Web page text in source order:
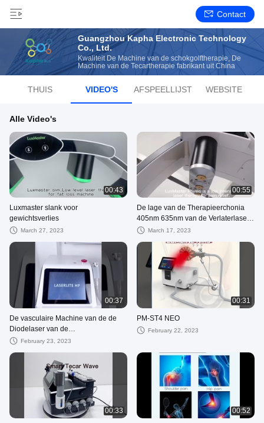
Contact
Guangzhou Kapha Electronic Technology
Co., Ltd.
Kwaliteit De Machine van de schokgolftherapie, De
Machine van de Tecartherapie fabrikant uit China
THUIS VIDEO'S AFSPEELLIJST WEBSITE
Alle Video's
00:43
Luxmaster slank voor
gewichtsverlies
March 27, 2023
00:55
De lage van de Therapieerchonia
405nm 635nm van de Verlaterlaser
Machine van de de
March 17, 2023
00:37
De vasculaire Machine van de de
Diodelaser van de
Schepenverwijdering voor
February 23, 2023
00:31
PM-ST4 NEO
February 22, 2023
00:33 00:52